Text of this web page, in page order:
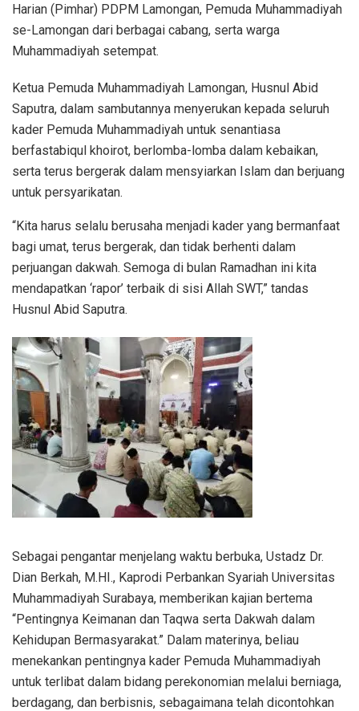
Harian (Pimhar) PDPM Lamongan, Pemuda Muhammadiyah
se-Lamongan dari berbagai cabang, serta warga
Muhammadiyah setempat.
Ketua Pemuda Muhammadiyah Lamongan, Husnul Abid
Saputra, dalam sambutannya menyerukan kepada seluruh
kader Pemuda Muhammadiyah untuk senantiasa
berfastabiqul khoirot, berlomba-lomba dalam kebaikan,
serta terus bergerak dalam mensyiarkan Islam dan berjuang
untuk persyarikatan.
“Kita harus selalu berusaha menjadi kader yang bermanfaat
bagi umat, terus bergerak, dan tidak berhenti dalam
perjuangan dakwah. Semoga di bulan Ramadhan ini kita
mendapatkan ‘rapor’ terbaik di sisi Allah SWT,” tandas
Husnul Abid Saputra.
Sebagai pengantar menjelang waktu berbuka, Ustadz Dr.
Dian Berkah, M.HI., Kaprodi Perbankan Syariah Universitas
Muhammadiyah Surabaya, memberikan kajian bertema
“Pentingnya Keimanan dan Taqwa serta Dakwah dalam
Kehidupan Bermasyarakat.” Dalam materinya, beliau
menekankan pentingnya kader Pemuda Muhammadiyah
untuk terlibat dalam bidang perekonomian melalui berniaga,
berdagang, dan berbisnis, sebagaimana telah dicontohkan